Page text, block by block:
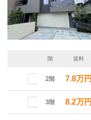
階 賃料
2階 7.8万円
3階 8.2万円